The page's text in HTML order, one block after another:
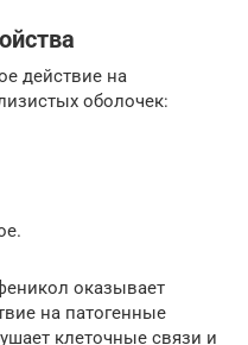
действие на
оболочек:
оказывает
на патогенные
клеточные связи и